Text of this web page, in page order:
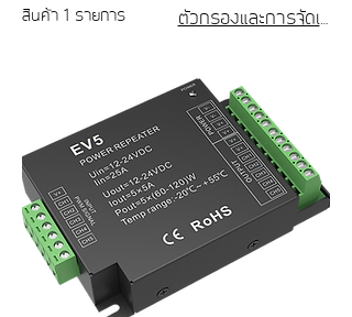
สินค้า 1 รายการ ตัวกรองและการจัดเรียง